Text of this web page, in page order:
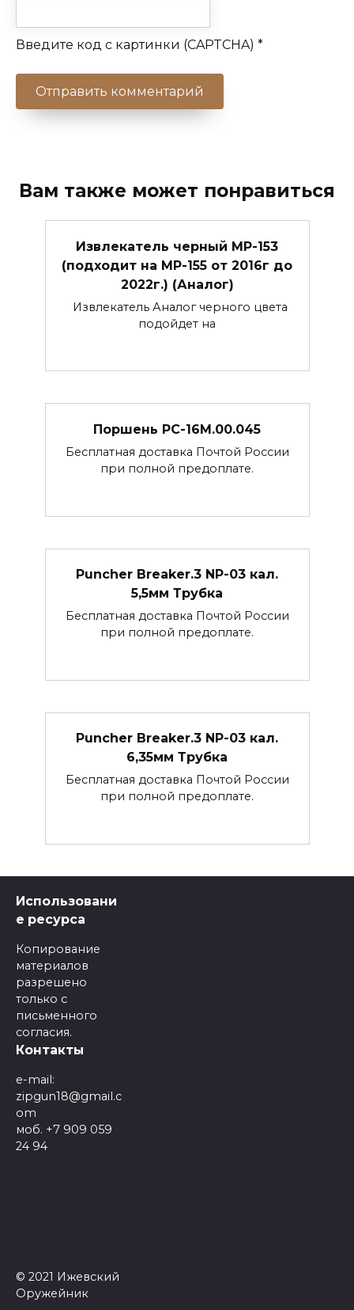
Введите код с картинки (CAPTCHA) *
Вам также может понравиться
Извлекатель черный МР-153
(подходит на МР-155 от 2016г до
2022г.) (Аналог)
Извлекатель Аналог черного цвета
подойдет на
Поршень РС-16М.00.045
Бесплатная доставка Почтой России
при полной предоплате.
Puncher Breaker.3 NP-03 кал.
5,5мм Трубка
Бесплатная доставка Почтой России
при полной предоплате.
Puncher Breaker.3 NP-03 кал.
6,35мм Трубка
Бесплатная доставка Почтой России
при полной предоплате.
Использовани
е ресурса
Копирование
материалов
разрешено
только с
письменного
согласия.
Контакты
e-mail:
zipgun18@gmail.c
om
моб. +7 909 059
24 94
© 2021 Ижевский
Оружейник